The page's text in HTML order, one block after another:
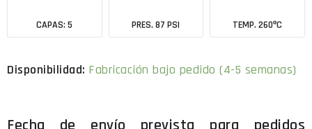
CAPAS: 5 PRES. 87 PSI TEMP. 260ºC
Fabricación bajo pedido (4-5 semanas)